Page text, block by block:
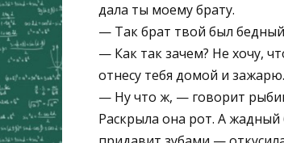
дала ты моему брату.
— Так брат твой был
— Как так зачем? Не хочу,
отнесу тебя домой и зажарю.
— Ну что ж, — говорит
Раскрыла она рот. А жадный